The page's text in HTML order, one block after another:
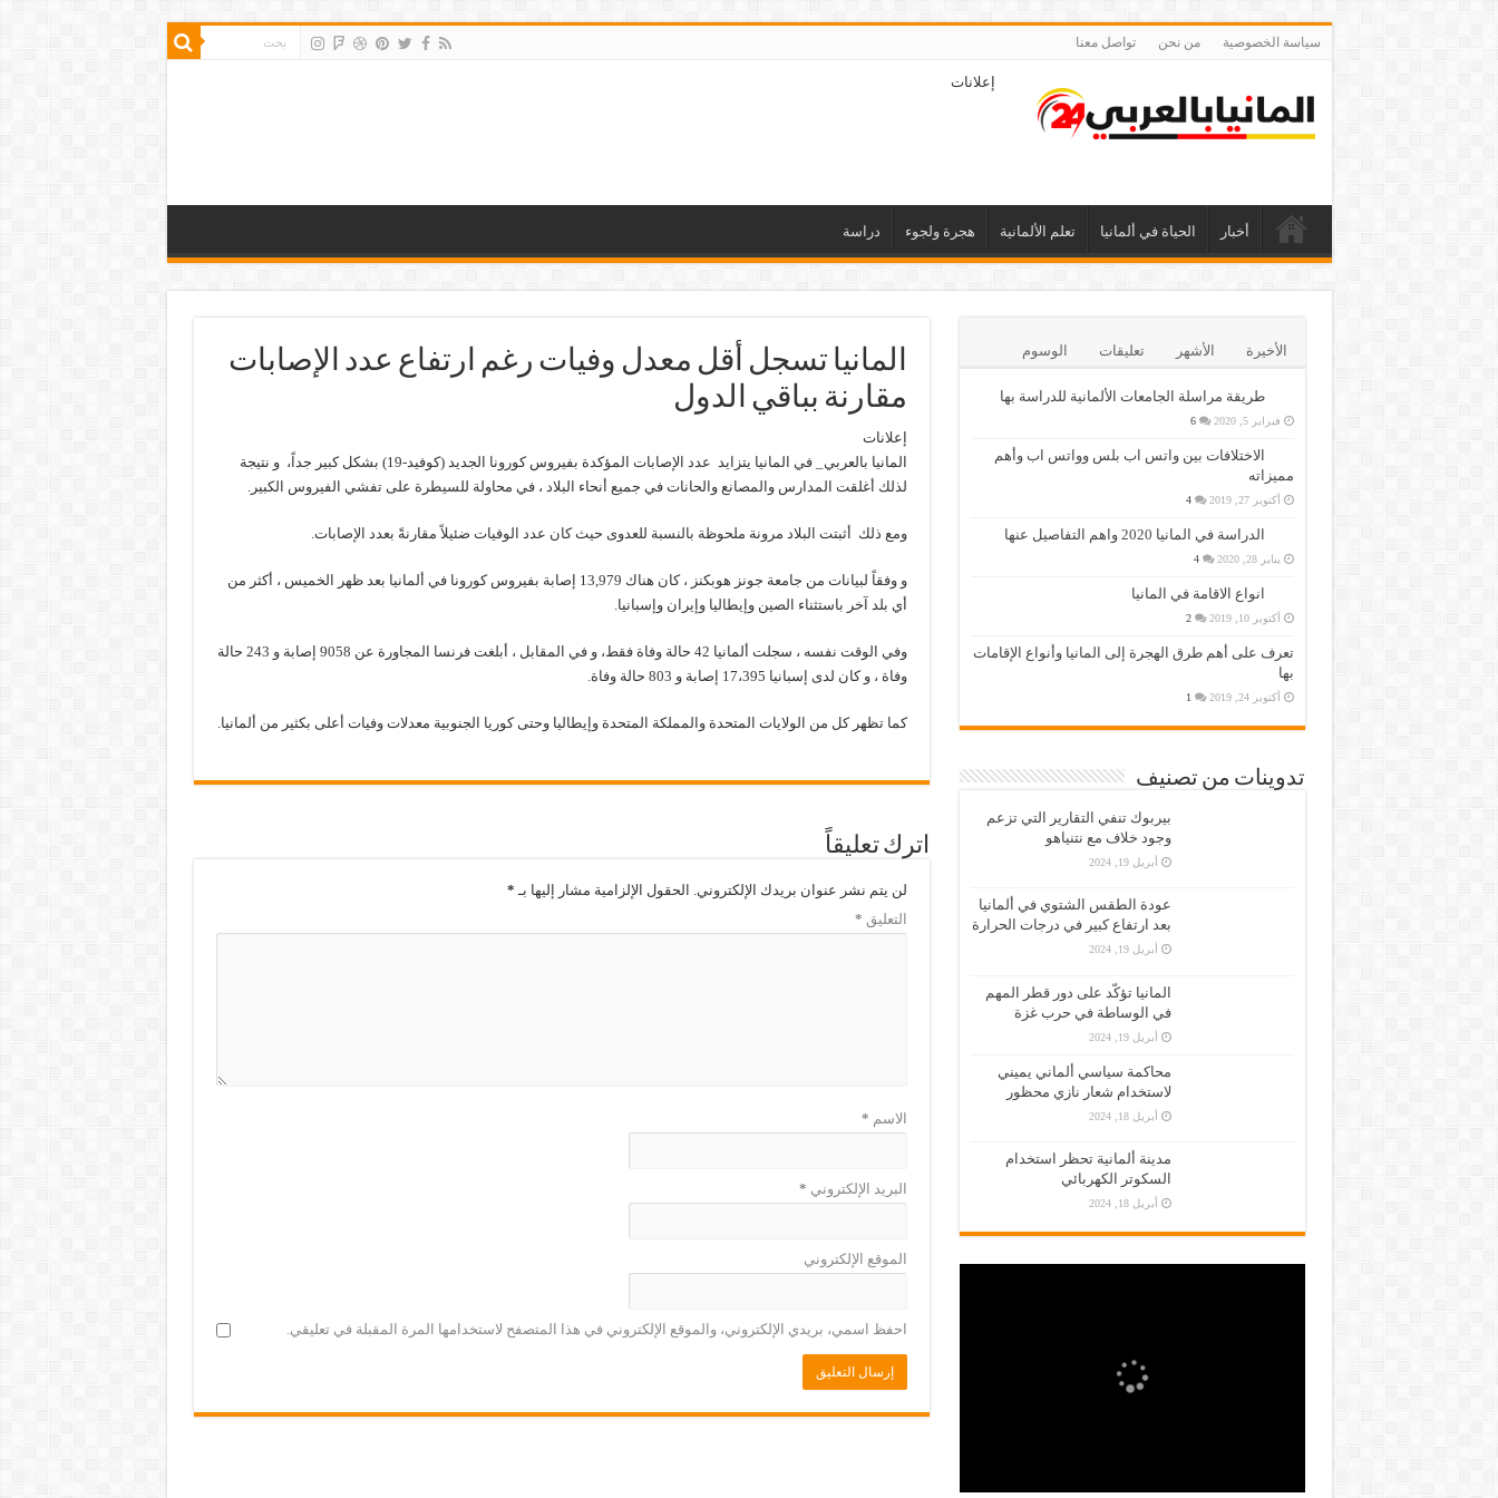
سياسة الخصوصية من نحن تواصل معنا
إعلانات
أخبار الحياة في ألمانيا تعلم الألمانية هجرة ولجوء دراسة
المانيا تسجل أقل معدل وفيات رغم ارتفاع عدد الإصابات
مقارنة بباقي الدول
إعلانات
المانيا بالعربي_ في المانيا يتزايد عدد الإصابات المؤكدة بفيروس كورونا الجديد (كوفيد-19) بشكل كبير جداً، و نتيجة
لذلك أغلقت المدارس والمصانع والحانات في جميع أنحاء البلاد ، في محاولة للسيطرة على تفشي الفيروس الكبير.
ومع ذلك أثبتت البلاد مرونة ملحوظة بالنسبة للعدوى حيث كان عدد الوفيات ضئيلاً مقارنةً بعدد الإصابات.
و وفقاً لبيانات من جامعة جونز هوبكنز ، كان هناك 13,979 إصابة بفيروس كورونا في ألمانيا بعد ظهر الخميس ، أكثر من
أي بلد آخر باستثناء الصين وإيطاليا وإيران وإسبانيا.
وفي الوقت نفسه ، سجلت ألمانيا 42 حالة وفاة فقط، و في المقابل ، أبلغت فرنسا المجاورة عن 9058 إصابة و 243 حالة
وفاة ، و كان لدى إسبانيا 17،395 إصابة و 803 حالة وفاة.
كما تظهر كل من الولايات المتحدة والمملكة المتحدة وإيطاليا وحتى كوريا الجنوبية معدلات وفيات أعلى بكثير من ألمانيا.
اترك تعليقاً
لن يتم نشر عنوان بريدك الإلكتروني. الحقول الإلزامية مشار إليها بـ *
التعليق *
الاسم *
البريد الإلكتروني *
الموقع الإلكتروني
احفظ اسمي، بريدي الإلكتروني، والموقع الإلكتروني في هذا المتصفح لاستخدامها المرة المقبلة في تعليقي.
الأخيرة الأشهر تعليقات الوسوم
طريقة مراسلة الجامعات الألمانية للدراسة بها
فبراير 5, 2020 6
الاختلافات بين واتس اب بلس وواتس اب وأهم
مميزاته
أكتوبر 27, 2019 4
الدراسة في المانيا 2020 واهم التفاصيل عنها
يناير 28, 2020 4
انواع الاقامة في المانيا
أكتوبر 10, 2019 2
تعرف على أهم طرق الهجرة إلى المانيا وأنواع الإقامات
بها
أكتوبر 24, 2019 1
تدوينات من تصنيف
بيربوك تنفي التقارير التي تزعم
وجود خلاف مع نتنياهو
أبريل 19, 2024
عودة الطقس الشتوي في ألمانيا
بعد ارتفاع كبير في درجات الحرارة
أبريل 19, 2024
المانيا تؤكّد على دور قطر المهم
في الوساطة في حرب غزة
أبريل 19, 2024
محاكمة سياسي ألماني يميني
لاستخدام شعار نازي محظور
أبريل 18, 2024
مدينة ألمانية تحظر استخدام
السكوتر الكهربائي
أبريل 18, 2024